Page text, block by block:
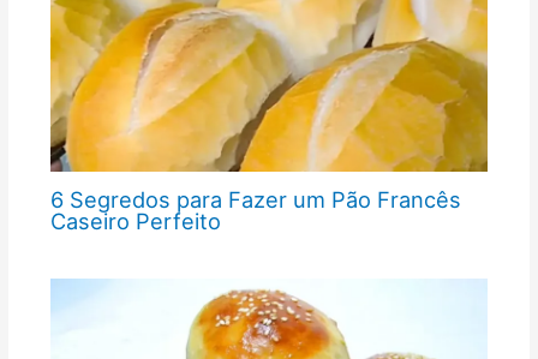
6 Segredos para Fazer um Pão Francês
Caseiro Perfeito